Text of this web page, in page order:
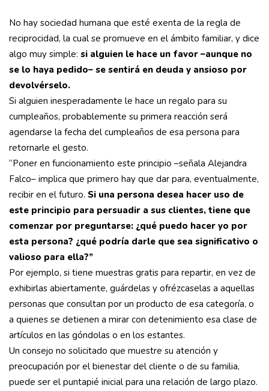
No hay sociedad humana que esté exenta de la regla de
reciprocidad, la cual se promueve en el ámbito familiar, y dice
algo muy simple: si alguien le hace un favor –aunque no
se lo haya pedido– se sentirá en deuda y ansioso por
devolvérselo.
Si alguien inesperadamente le hace un regalo para su
cumpleaños, probablemente su primera reacción será
agendarse la fecha del cumpleaños de esa persona para
retornarle el gesto.
“Poner en funcionamiento este principio –señala Alejandra
Falco– implica que primero hay que dar para, eventualmente,
recibir en el futuro. Si una persona desea hacer uso de
este principio para persuadir a sus clientes, tiene que
comenzar por preguntarse: ¿qué puedo hacer yo por
esta persona? ¿qué podría darle que sea significativo o
valioso para ella?”
Por ejemplo, si tiene muestras gratis para repartir, en vez de
exhibirlas abiertamente, guárdelas y ofrézcaselas a aquellas
personas que consultan por un producto de esa categoría, o
a quienes se detienen a mirar con detenimiento esa clase de
artículos en las góndolas o en los estantes.
Un consejo no solicitado que muestre su atención y
preocupación por el bienestar del cliente o de su familia,
puede ser el puntapié inicial para una relación de largo plazo.